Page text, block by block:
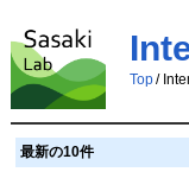
Top/
最新の10件